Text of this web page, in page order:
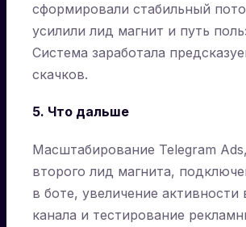
сформировали стабильный
усилили лид магнит и путь
Система заработала
скачков.
5. Что дальше
Масштабирование Telegram
второго лид магнита,
в боте, увеличение активности
канала и тестирование